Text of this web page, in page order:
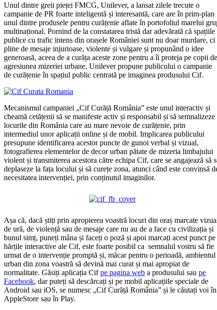
Unul dintre greii pieței FMCG, Unilever, a lansat zilele trecute o
campanie de PR foarte inteligentă și interesantă, care are în prim-plan
unul dintre produsele pentru curățenie aflate în portofoliul marelui
multinațional. Pornind de la constatarea tristă dar adevărată că spațiile
publice cu trafic intens din orașele României sunt nu doar murdare, ci
pline de mesaje injurioase, violente și vulgare și propunând o idee
generoasă, aceea de a curăța aceste zone pentru a îi proteja pe copii de
agresiunea mizeriei urbane, Unilever propune publicului o campanie
de curățenie în spațiul public centrată pe imaginea produsului Cif.
Mecanismul campaniei „Cif Curăță România” este unul interactiv și
cheamă cetățenii să se manifeste activ și responsabil și să semnalizeze
locurile din România care au mare nevoie de curățenie, prin
intermediul unor aplicații online și de mobil. Implicarea publicului
presupune identificarea acestor puncte de gunoi verbal și vizual,
fotografierea elementelor de decor urban pătate de mizeria limbajului
violent și transmiterea acestora către echipa Cif, care se angajează să
deplaseze la fața locului și să curețe zona, atunci când este convinsă
necesitatea intervenției, prin conținutul imaginilor.
Așa că, dacă știți prin apropierea voastră locuri din oraș marcate
de ură, de violență sau de mesaje care nu au de a face cu civilizația și
bunul simț, puneți mâna și faceți o poză și apoi marcați acest punct pe
hărțile interactive ale Cif, este foarte posibil ca semnalul vostru să fie
urmat de o intervenție promptă și, măcar pentru o perioadă, ambientul
urban din zona voastră să devină mai curat și mai apropiat de
normalitate. Găsiți aplicația Cifpe pagina web a produsului sau pe
Facebook, dar puteți să descărcați și pe mobil aplicațiile speciale de
Android sau iOS, se numesc „Cif Curăță România” și le căutați voi în
AppleStore sau în Play.